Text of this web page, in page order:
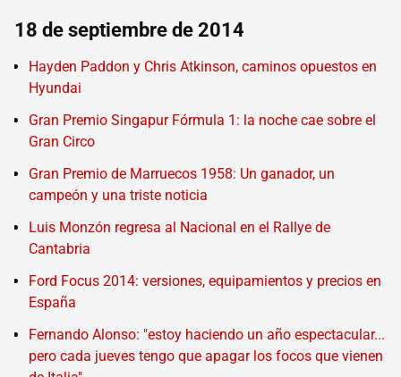
18 de septiembre de 2014
Hayden Paddon y Chris Atkinson, caminos opuestos en
Hyundai
Gran Premio Singapur Fórmula 1: la noche cae sobre el
Gran Circo
Gran Premio de Marruecos 1958: Un ganador, un
campeón y una triste noticia
Luis Monzón regresa al Nacional en el Rallye de
Cantabria
Ford Focus 2014: versiones, equipamientos y precios en
España
Fernando Alonso: "estoy haciendo un año espectacular...
pero cada jueves tengo que apagar los focos que vienen